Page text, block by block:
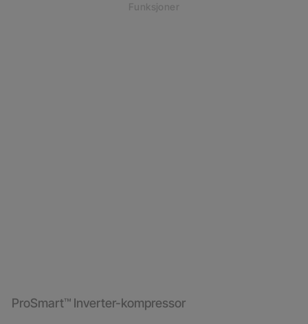
Funksjoner
ProSmart™ Inverter-kompressor